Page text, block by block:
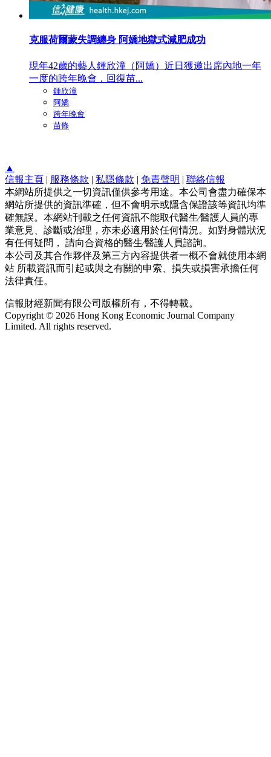
克服荷爾蒙失調纏身 阿嬌地獄式減肥成功
現年42歲的藝人鍾欣潼（阿嬌）近日獲邀出席內地一年
一度的跨年晚會，回復苗...
鍾欣潼
阿嬌
跨年晚會
苗條
▲
信報主頁 | 服務條款 | 私隱條款 | 免責聲明 | 聯絡信報
本網站所提供之一切資訊僅供參考用途。本公司會盡力確保本
網站所提供的資訊準確，但不會明示或隱含保證該等資訊均準
確無誤。本網站刊載之任何資訊不能取代醫生∕醫護人員的專
業意見、診斷或治理，亦未必適用於任何情況。如對身體狀況
有任何疑問， 請向合資格的醫生∕醫護人員諮詢。
本公司及其合作夥伴及第三方內容提供者一概不會就使用本網
站 所載資訊而引起或與之有關的申索、損失或損害承擔任何
法律責任。
信報財經新聞有限公司版權所有，不得轉載。
Copyright © 2026 Hong Kong Economic Journal Company
Limited. All rights reserved.